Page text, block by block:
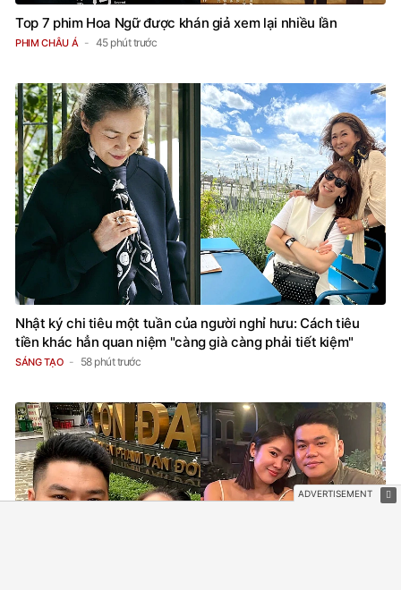
Top 7 phim Hoa Ngữ được khán giả xem lại nhiều lần
PHIM CHÂU Á 45 phút trước
Nhật ký chi tiêu một tuần của người nghỉ hưu: Cách tiêu
tiền khác hẳn quan niệm "càng già càng phải tiết kiệm"
SÁNG TẠO 58 phút trước